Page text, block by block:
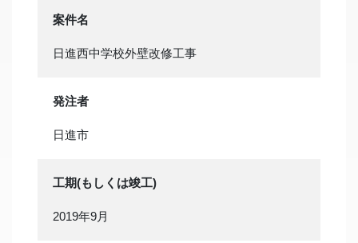
案件名
日進西中学校外壁改修工事
発注者
日進市
工期(もしくは竣工)
2019年9月